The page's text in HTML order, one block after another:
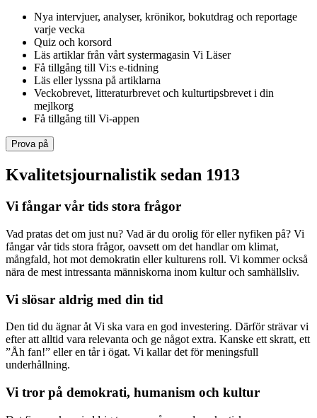
Nya intervjuer, analyser, krönikor, bokutdrag och reportage
varje vecka
Quiz och korsord
Läs artiklar från vårt systermagasin Vi Läser
Få tillgång till Vi:s e-tidning
Läs eller lyssna på artiklarna
Veckobrevet, litteraturbrevet och kulturtipsbrevet i din
mejlkorg
Få tillgång till Vi-appen
Prova på
Kvalitetsjournalistik sedan 1913
Vi fångar vår tids stora frågor
Vad pratas det om just nu? Vad är du orolig för eller nyfiken på? Vi
fångar vår tids stora frågor, oavsett om det handlar om klimat,
mångfald, hot mot demokratin eller kulturens roll. Vi kommer också
nära de mest intressanta människorna inom kultur och samhällsliv.
Vi slösar aldrig med din tid
Den tid du ägnar åt Vi ska vara en god investering. Därför strävar vi
efter att alltid vara relevanta och ge något extra. Kanske ett skratt, ett
”Åh fan!” eller en tår i ögat. Vi kallar det för meningsfull
underhållning.
Vi tror på demokrati, humanism och kultur